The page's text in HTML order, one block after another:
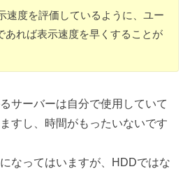
速度を評価しているように、ユー
あれば表示速度を早くすることが
サーバーは自分で使用していて
すし、時間がもったいないです
なってはいますが、HDDではな